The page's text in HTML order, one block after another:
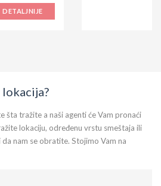
DETALJNIJE
lokacija?
šta tražite a naši agenti će Vam pronaći
lokaciju, određenu vrstu smeštaja ili
nam se obratite. Stojimo Vam na